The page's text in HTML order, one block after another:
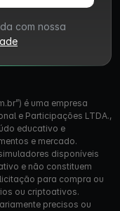
com nossa
é uma empresa
e Participações LTDA.,
educativo e
e mercado.
disponíveis
e não constituem
para compra ou
ou criptoativos.
precisos ou